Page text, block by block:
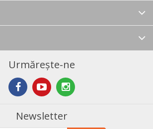
Urmărește-ne
Newsletter